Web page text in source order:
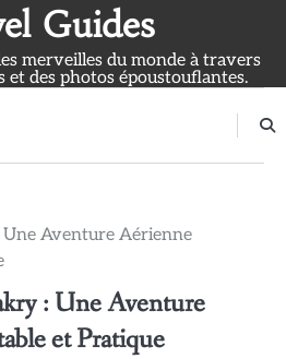
Guides
merveilles du monde à travers
et des photos époustouflantes.
Aventure Aérienne
: Une Aventure
et Pratique